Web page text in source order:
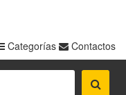
Categorías Contactos